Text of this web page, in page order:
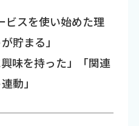
スを使い始めた理
貯まる」
味を持った」「関連
動」